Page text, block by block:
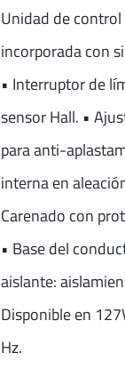
Unidad de
incorporada con
• Interruptor de
sensor Hall. •
para anti-
interna en
Carenado con
• Base del
aislante:
Disponible en
Hz.